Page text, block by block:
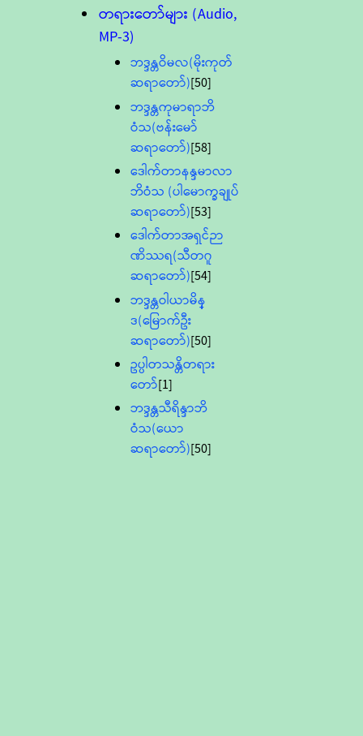
တရားတော်များ (Audio,
MP-3)
ဘဒ္ဒန္တဝိမလ(မိုးကုတ်
ဆရာတော်)[50]
ဘဒ္ဒန္တကုမာရာဘိ
ဝံသ(ဗန်းမော်
ဆရာတော်)[58]
ဒေါက်တာနန္ဒမာလာ
ဘိဝံသ (ပါမောက္ခချုပ်
ဆရာတော်)[53]
ဒေါက်တာအရှင်ဉာ
ဏိဿရ(သီတဂူ
ဆရာတော်)[54]
ဘဒ္ဒန္တဝါယာမိန္
ဒ(မြောက်ဦး
ဆရာတော်)[50]
ဥပ္ပါတသန္တိတရား
တော်[1]
ဘဒ္ဒန္တသီရိန္ဒာဘိ
ဝံသ(ယော
ဆရာတော်)[50]